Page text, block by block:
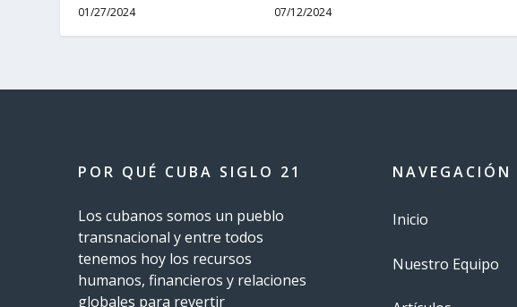
01/27/2024 07/12/2024
POR QUÉ CUBA SIGLO 21
Los cubanos somos un pueblo
transnacional y entre todos
tenemos hoy los recursos
humanos, financieros y relaciones
globales para revertir
NAVEGACIÓN
Inicio
Nuestro Equipo